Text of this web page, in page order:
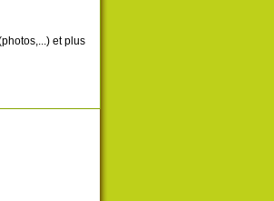
et plus